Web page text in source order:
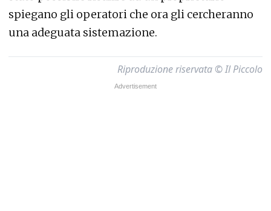
spiegano gli operatori che ora gli cercheranno
una adeguata sistemazione.
Riproduzione riservata © Il Piccolo